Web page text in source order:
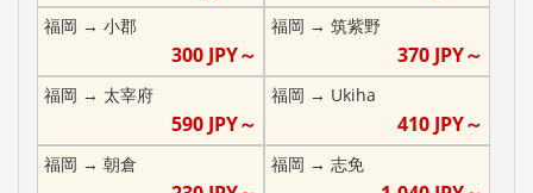
福岡 → 小郡
300JPY～
福岡 → 筑紫野
370 JPY～
福岡 → 太宰府
590JPY～
福岡 → Ukiha
410 JPY～
福岡 → 朝倉 福岡 → 志免